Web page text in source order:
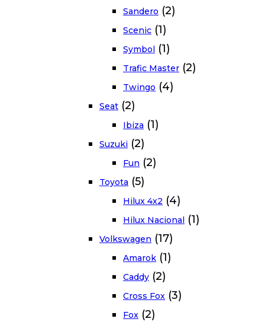
Sandero (2)
Scenic (1)
Symbol (1)
Trafic Master (2)
Twingo (4)
Seat (2)
Ibiza (1)
Suzuki (2)
Fun (2)
Toyota (5)
Hilux 4x2 (4)
Hilux Nacional (1)
Volkswagen (17)
Amarok (1)
Caddy (2)
Cross Fox (3)
Fox (2)